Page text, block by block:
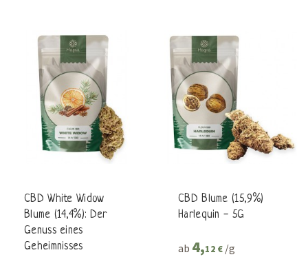
CBD White Widow
Blume (14,4%): Der
Genuss eines
Geheimnisses
CBD Blume (15,9%)
Harlequin - 5G
ab 4,12 € /g